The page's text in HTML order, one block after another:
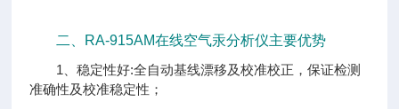
二、RA-915AM在线空气汞分析仪主要优势
1、稳定性好:全自动基线漂移及校准校正，保证检测
准确性及校准稳定性；